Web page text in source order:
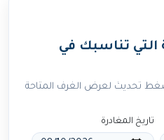
التي تناسبك في
تحديث لعرض الغرف المتاحة
تاريخ المغادرة